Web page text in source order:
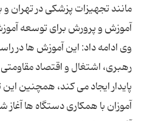
مانند تجهیزات پزشکی در تهران
وی ادامه داد: این آموزش ها در
رهبری، اشتغال و اقتصاد
پایدار ایجاد می کند، همچنین